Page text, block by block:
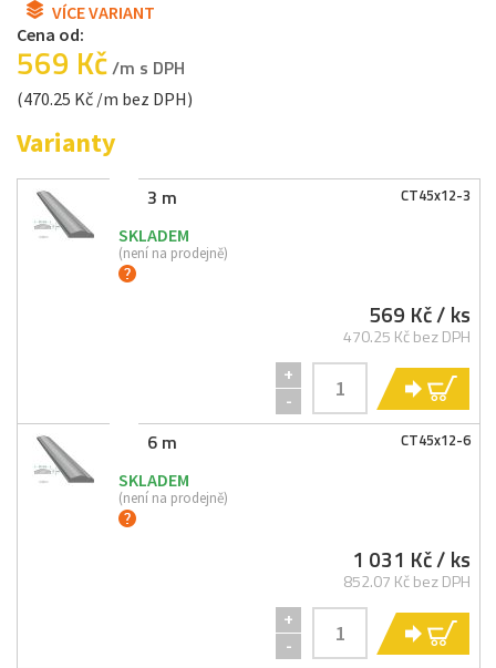
VÍCE VARIANT
Cena od:
569 Kč/m s DPH
(470.25 Kč /m bez DPH)
Varianty
CT45x12-3
3 m
SKLADEM
(není na prodejně)
569 Kč/ ks
470.25 Kč bez DPH
+
-
CT45x12-6
6 m
SKLADEM
(není na prodejně)
1 031 Kč/ ks
852.07 Kč bez DPH
+
-